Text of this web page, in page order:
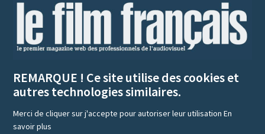
REMARQUE ! Ce site utilise des cookies et
autres technologies similaires.
Merci de cliquer sur j'accepte pour autoriser leur utilisationEn
savoir plus